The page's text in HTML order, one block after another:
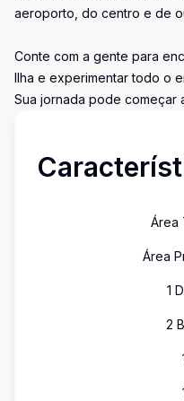
aeroporto, do centro e de
Conte com a gente para
Ilha e experimentar todo o
Sua jornada pode começar
Área
Área
1
2